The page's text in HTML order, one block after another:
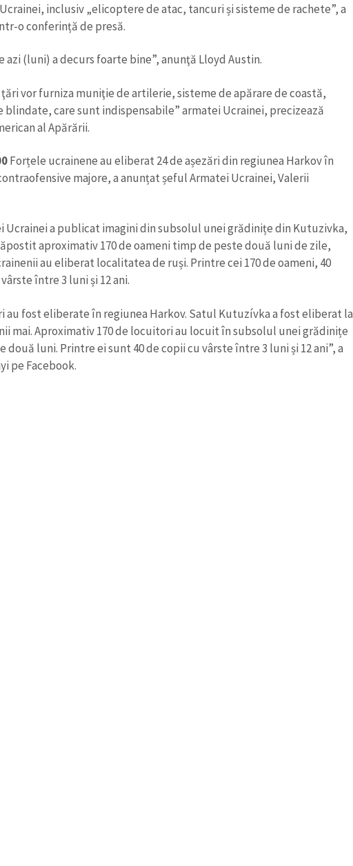
inclusiv „elicoptere de atac, tancuri și sisteme de rachete”, a
o conferință de presă.
azi (luni) a decurs foarte bine”, anunţă Lloyd Austin.
vor furniza muniţie de artilerie, sisteme de apărare de coastă,
blindate, care sunt indispensabile” armatei Ucrainei, precizează
al Apărării.
Forțele ucrainene au eliberat 24 de așezări din regiunea Harkov în
majore, a anunțat șeful Armatei Ucrainei, Valerii
Ucrainei a publicat imagini din subsolul unei grădinițe din Kutuzivka,
aproximativ 170 de oameni timp de peste două luni de zile,
au eliberat localitatea de ruși. Printre cei 170 de oameni, 40
între 3 luni și 12 ani.
au fost eliberate în regiunea Harkov. Satul Kutuzívka a fost eliberat la
mai. Aproximativ 170 de locuitori au locuit în subsolul unei grădinițe
două luni. Printre ei sunt 40 de copii cu vârste între 3 luni și 12 ani”, a
pe Facebook.
Mesajul știrei